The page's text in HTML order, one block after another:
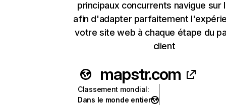
principaux concurrents navigue sur
afin d'adapter parfaitement
votre site web à chaque étape du
client
mapstr.com
Classement mondial:
Dans le monde entier